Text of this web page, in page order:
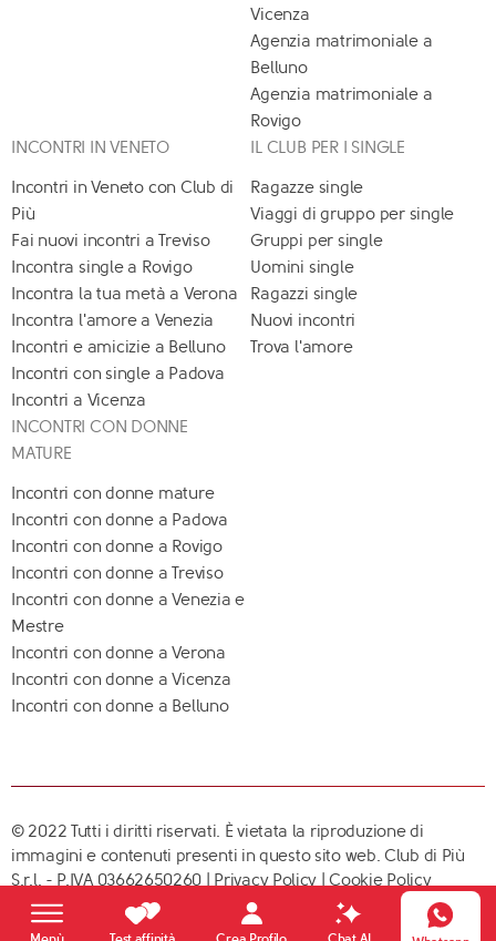
Vicenza
Agenzia matrimoniale a
Belluno
Agenzia matrimoniale a
Rovigo
INCONTRI IN VENETO
Incontri in Veneto con Club di
Più
Fai nuovi incontri a Treviso
Incontra single a Rovigo
Incontra la tua metà a Verona
Incontra l'amore a Venezia
Incontri e amicizie a Belluno
Incontri con single a Padova
Incontri a Vicenza
IL CLUB PER I SINGLE
Ragazze single
Viaggi di gruppo per single
Gruppi per single
Uomini single
Ragazzi single
Nuovi incontri
Trova l'amore
INCONTRI CON DONNE
MATURE
Incontri con donne mature
Incontri con donne a Padova
Incontri con donne a Rovigo
Incontri con donne a Treviso
Incontri con donne a Venezia e
Mestre
Incontri con donne a Verona
Incontri con donne a Vicenza
Incontri con donne a Belluno
© 2022 Tutti i diritti riservati. È vietata la riproduzione di
immagini e contenuti presenti in questo sito web. Club di Più
S.r.l. - P.IVA 03662650260 | Privacy Policy |Cookie Policy